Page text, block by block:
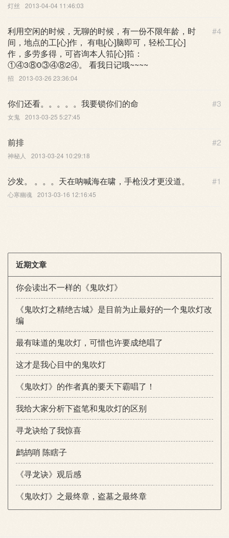
灯丝 2013-04-04 11:46:03
#4
利用空闲的时候，无聊的时候，有一份不限年龄，时
间，地点的工[心]作， 有电[心]脑即可，轻松工[心]
作，多劳多得，可咨询本人筘[心]筘：
①④3⑧0③④⑧2④。 看我日记哦~~~~
招 2013-03-26 23:36:04
#3
你们还看。。。。。我要锁你们的命
女鬼 2013-03-25 5:27:45
#2
前排
神秘人 2013-03-24 10:29:18
#1
沙发。 。。。天在呐喊海在啸，手枪没才更没道。
心寒幽魂 2013-03-16 12:16:45
近期文章
你会读出不一样的《鬼吹灯》
《鬼吹灯之精绝古城》是目前为止最好的一个鬼吹灯改
编
最有味道的鬼吹灯，可惜也许要成绝唱了
这才是我心目中的鬼吹灯
《鬼吹灯》的作者真的要天下霸唱了！
我给大家分析下盗笔和鬼吹灯的区别
寻龙诀给了我惊喜
鹧鸪哨 陈瞎子
《寻龙诀》观后感
《鬼吹灯》之最终章，盗墓之最终章